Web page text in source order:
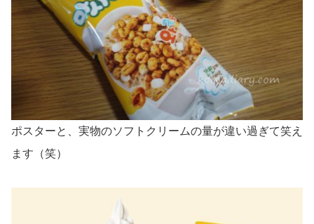
ポスターと、実物のソフトクリームの量が違い過ぎて笑え
ます（笑）